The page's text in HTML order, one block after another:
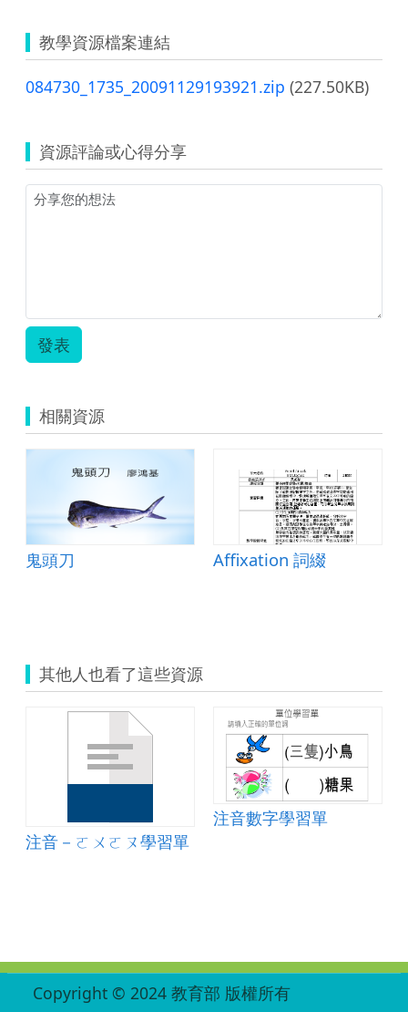
教學資源檔案連結
084730_1735_20091129193921.zip (227.50KB)
資源評論或心得分享
發表
相關資源
鬼頭刀 Affixation 詞綴
其他人也看了這些資源
注音－ㄛㄨㄛㄡ學習單
注音數字學習單
Copyright © 2024 教育部 版權所有